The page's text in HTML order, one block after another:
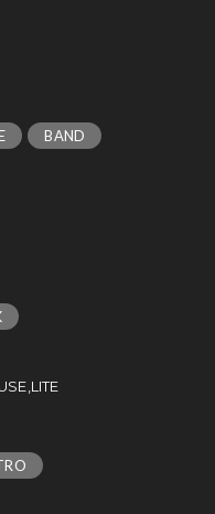
BAND